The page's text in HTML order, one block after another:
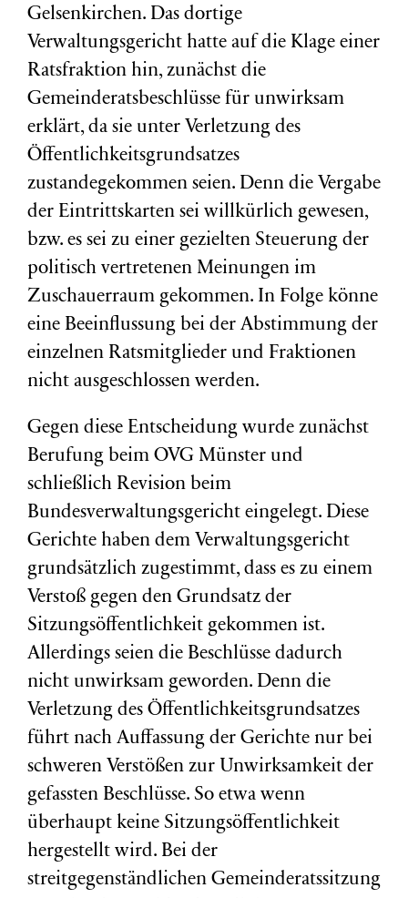
Gelsenkirchen. Das dortige
Verwaltungsgericht hatte auf die Klage einer
Ratsfraktion hin, zunächst die
Gemeinderatsbeschlüsse für unwirksam
erklärt, da sie unter Verletzung des
Öffentlichkeitsgrundsatzes
zustandegekommen seien. Denn die Vergabe
der Eintrittskarten sei willkürlich gewesen,
bzw. es sei zu einer gezielten Steuerung der
politisch vertretenen Meinungen im
Zuschauerraum gekommen. In Folge könne
eine Beeinflussung bei der Abstimmung der
einzelnen Ratsmitglieder und Fraktionen
nicht ausgeschlossen werden.
Gegen diese Entscheidung wurde zunächst
Berufung beim OVG Münster und
schließlich Revision beim
Bundesverwaltungsgericht eingelegt. Diese
Gerichte haben dem Verwaltungsgericht
grundsätzlich zugestimmt, dass es zu einem
Verstoß gegen den Grundsatz der
Sitzungsöffentlichkeit gekommen ist.
Allerdings seien die Beschlüsse dadurch
nicht unwirksam geworden. Denn die
Verletzung des Öffentlichkeitsgrundsatzes
führt nach Auffassung der Gerichte nur bei
schweren Verstößen zur Unwirksamkeit der
gefassten Beschlüsse. So etwa wenn
überhaupt keine Sitzungsöffentlichkeit
hergestellt wird. Bei der
streitgegenständlichen Gemeinderatssitzung